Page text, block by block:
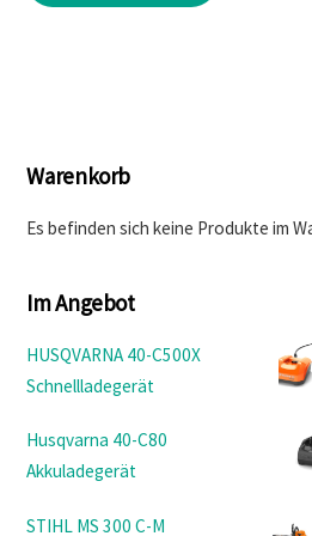
Warenkorb
Es befinden sich keine Produkte im
Im Angebot
HUSQVARNA 40-C500X
Schnellladegerät
Ursprünglicher
war:
€159,00
Aktueller
ist:
€149,00.
Husqvarna 40-C80
Akkuladegerät
Ursprünglicher
Aktueller
STIHL MS 300 C-M